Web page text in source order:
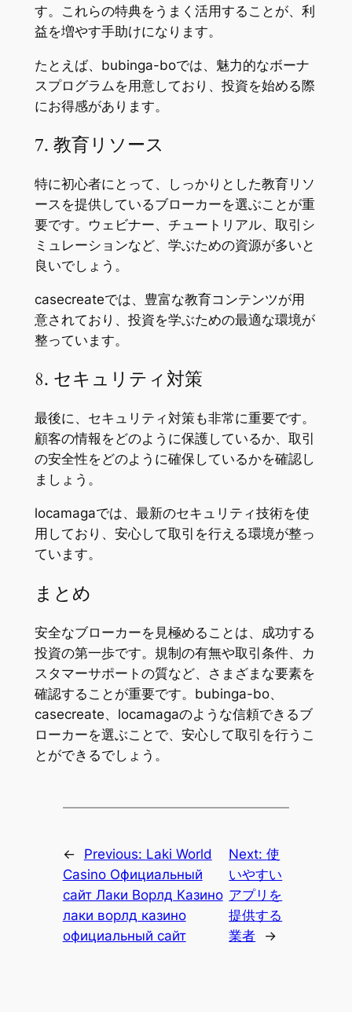
す。これらの特典をうまく活用することが、利
益を増やす手助けになります。
たとえば、bubinga-boでは、魅力的なボーナ
スプログラムを用意しており、投資を始める際
にお得感があります。
7. 教育リソース
特に初心者にとって、しっかりとした教育リソ
ースを提供しているブローカーを選ぶことが重
要です。ウェビナー、チュートリアル、取引シ
ミュレーションなど、学ぶための資源が多いと
良いでしょう。
casecreateでは、豊富な教育コンテンツが用
意されており、投資を学ぶための最適な環境が
整っています。
8. セキュリティ対策
最後に、セキュリティ対策も非常に重要です。
顧客の情報をどのように保護しているか、取引
の安全性をどのように確保しているかを確認し
ましょう。
locamagaでは、最新のセキュリティ技術を使
用しており、安心して取引を行える環境が整っ
ています。
まとめ
安全なブローカーを見極めることは、成功する
投資の第一歩です。規制の有無や取引条件、カ
スタマーサポートの質など、さまざまな要素を
確認することが重要です。bubinga-bo、
casecreate、locamagaのような信頼できるブ
ローカーを選ぶことで、安心して取引を行うこ
とができるでしょう。
← Previous: Laki World
Casino Официальный
сайт Лаки Ворлд Казино
лаки ворлд казино
официальный сайт
Next:使
いやすい
アプリを
提供する
業者
→